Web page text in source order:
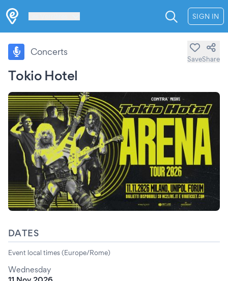
SIGN IN
Tokio Hotel
Concerts
SaveShare
DATES
Event local times (Europe/Rome)
Wednesday